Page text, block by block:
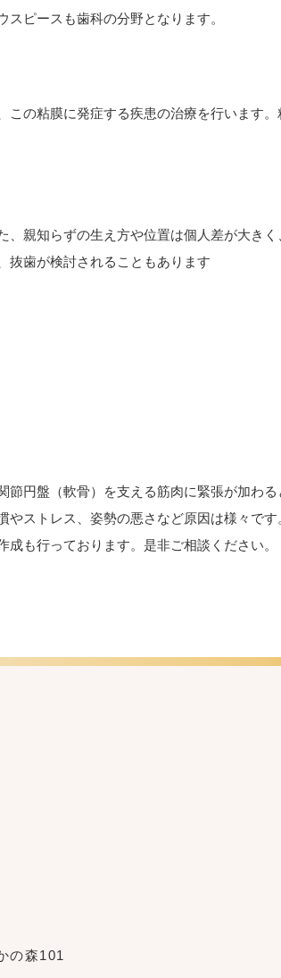
ピースも歯科の分野となります。
の粘膜に発症する疾患の治療を行います
親知らずの生え方や位置は個人差が大きく
抜歯が検討されることもあります
円盤（軟骨）を支える筋肉に緊張が加わ
ストレス、姿勢の悪さなど原因は様々です
も行っております。是非ご相談ください。
の森101